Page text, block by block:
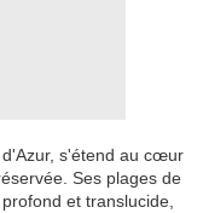
s'étend au cœur
Ses plages de
et translucide,